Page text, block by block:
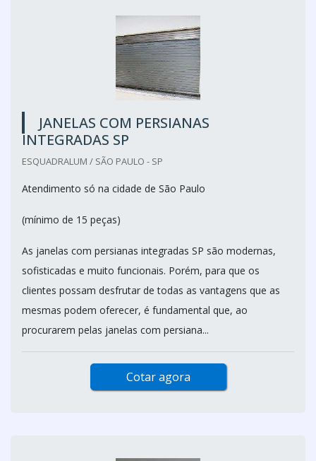
JANELAS COM PERSIANAS
INTEGRADAS SP
ESQUADRALUM / SÃO PAULO - SP
Atendimento só na cidade de São Paulo
(mínimo de 15 peças)
As janelas com persianas integradas SP são modernas,
sofisticadas e muito funcionais. Porém, para que os
clientes possam desfrutar de todas as vantagens que as
mesmas podem oferecer, é fundamental que, ao
procurarem pelas janelas com persiana...
Cotar agora